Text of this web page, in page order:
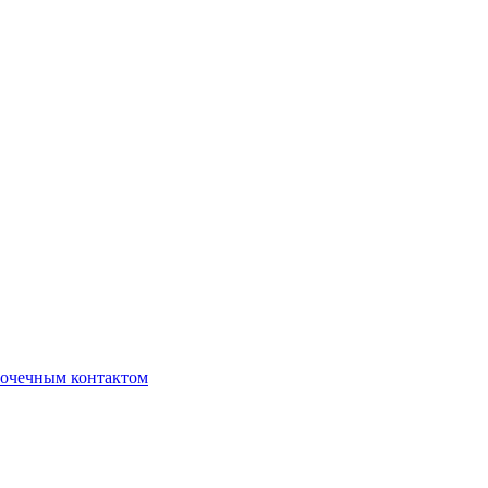
контактом